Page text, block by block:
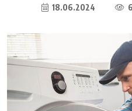
18.06.2024